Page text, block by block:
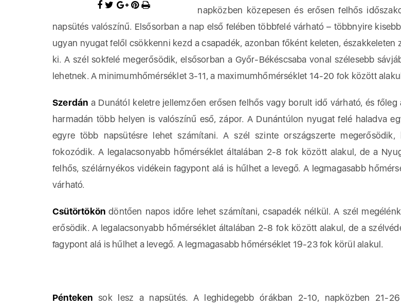
napközben közepesen és erősen felhős
napsütés valószínű. Elsősorban a nap első felében többfelé várható – többnyire
ugyan nyugat felől csökkenni kezd a csapadék, azonban főként keleten, északkeleten
ki. A szél sokfelé megerősödik, elsősorban a Győr-Békéscsaba vonal szélesebb
lehetnek. A minimumhőmérséklet 3-11, a maximumhőmérséklet 14-20 fok között
Szerdán a Dunától keletre jellemzően erősen felhős vagy borult idő várható, és főleg
harmadán több helyen is valószínű eső, zápor. A Dunántúlon nyugat felé haladva
egyre több napsütésre lehet számítani. A szél szinte országszerte megerősödik,
fokozódik. A legalacsonyabb hőmérséklet általában 2-8 fok között alakul, de a
felhős, szélárnyékos vidékein fagypont alá is hűlhet a levegő. A legmagasabb
várható.
Csütörtökön döntően napos időre lehet számítani, csapadék nélkül. A szél
erősödik. A legalacsonyabb hőmérséklet általában 2-8 fok között alakul, de a
fagypont alá is hűlhet a levegő. A legmagasabb hőmérséklet 19-23 fok körül alakul.
Pénteken sok lesz a napsütés. A leghidegebb órákban 2-10, napközben 21-